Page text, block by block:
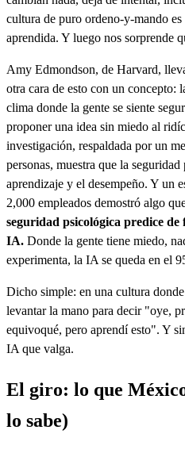
cultura de puro ordeno-y-mando
aprendida. Y luego nos sorprende
Amy Edmondson, de Harvard,
otra cara de esto con un concepto:
clima donde la gente se siente
proponer una idea sin miedo al
investigación, respaldada por un
personas, muestra que la
aprendizaje y el desempeño. Y un
2,000 empleados demostró algo
seguridad psicológica predice
IA. Donde la gente tiene miedo,
experimenta, la IA se queda en el
Dicho simple: en una cultura
levantar la mano para decir "oye,
equivoqué, pero aprendí esto". Y
IA que valga.
El giro: lo que
lo sabe)